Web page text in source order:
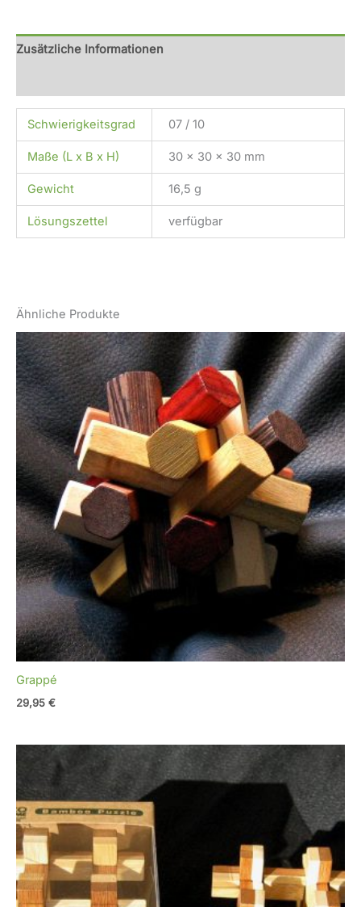
Zusätzliche Informationen
Schwierigkeitsgrad 07 / 10
Maße (L x B x H) 30 x 30 x 30 mm
Gewicht 16,5 g
Lösungszettel verfügbar
Ähnliche Produkte
Grappé
29,95 €